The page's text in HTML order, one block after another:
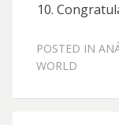
POSTED IN
WORLD